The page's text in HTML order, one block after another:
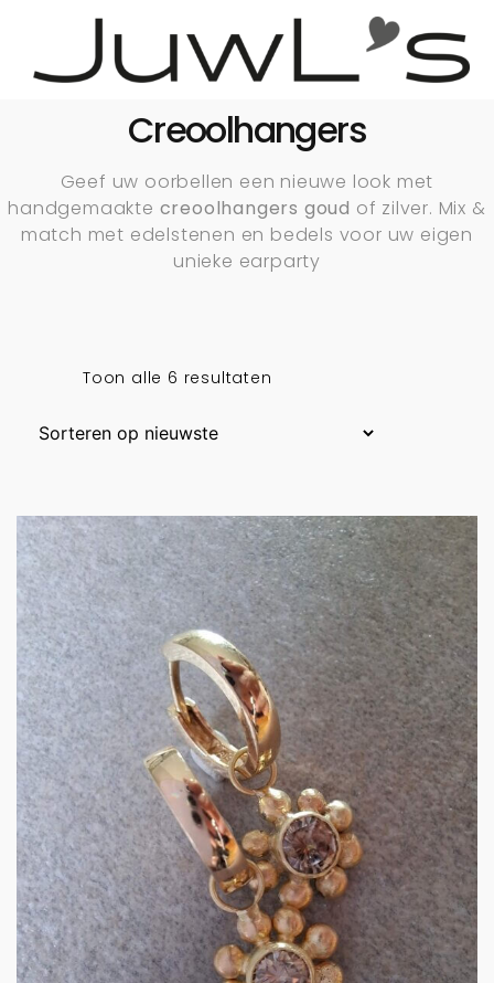
Creoolhangers
Geef uw oorbellen een nieuwe look met
handgemaakte creoolhangers goud of zilver. Mix &
match met edelstenen en bedels voor uw eigen
unieke earparty
Toon alle 6 resultaten
Gouden creoolhangers
met paarsbruin…
€1,075.00
IN WINKELMAND